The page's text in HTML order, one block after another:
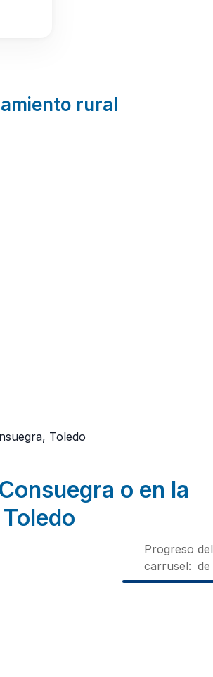
rural
Toledo
o en la
Progreso del
carrusel: de